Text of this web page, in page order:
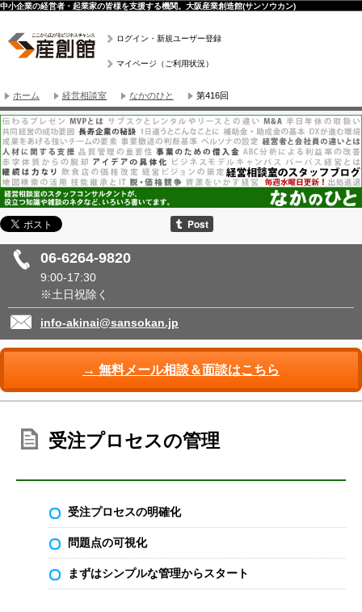
中小企業の経営者・起業家の皆様を支援する機関。大阪産業創造館(サンソウカン)
ログイン・新規ユーザー登録
マイページ（ご利用状況）
ホーム 経営相談室 なかのひと 第416回
06-6264-9820
9:00-17:30
※土日祝除く
info-akinai@sansokan.jp
→ 無料メール相談＆面談はこちら
受注プロセスの管理
受注プロセスの明確化
問題点の可視化
まずはシンプルな管理からスタート